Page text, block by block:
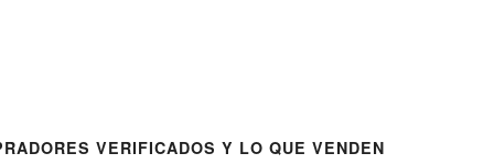
VERIFICADOS Y LO QUE VENDEN